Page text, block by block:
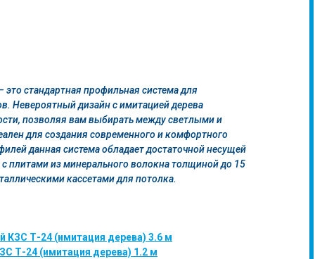
стандартная профильная система для
Невероятный дизайн с имитацией дерева
позволяя вам выбирать между светлыми и
для создания современного и комфортного
данная система обладает достаточной несущей
плитами из минерального волокна толщиной до 15
кассетами для потолка.
КЗС Т-24 (имитация дерева) 3.6 м
Т-24 (имитация дерева) 1.2 м